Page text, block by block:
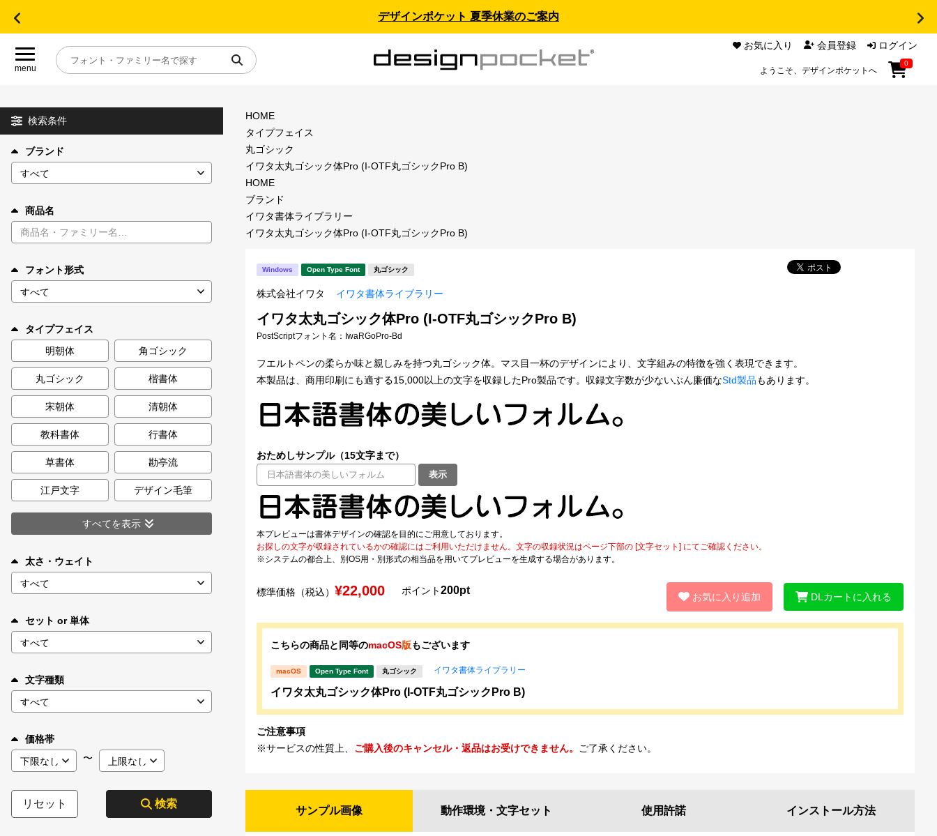
デザインポケット 夏季休業のご案内
menu
お気に入り 会員登録 ログイン
ようこそ、デザインポケットへ
0
目的別フォントガイド
特集
年間ライセンス商品
キャンペーン一覧
カート 0
マイページ
お気に入り
ご利用ガイド
お問い合わせ
検索条件
ブランド
商品名
フォント形式
タイプフェイス
明朝体
角ゴシック
丸ゴシック 楷書体
宋朝体 清朝体
教科書体 行書体
草書体 勘亭流
江戸文字 デザイン毛筆
すべてを表示
太さ・ウェイト
セット or 単体
文字種類
価格帯
〜
リセット 検索
HOME
タイプフェイス
丸ゴシック
イワタ太丸ゴシック体Pro (I-OTF丸ゴシックPro B)
HOME
ブランド
イワタ書体ライブラリー
イワタ太丸ゴシック体Pro (I-OTF丸ゴシックPro B)
Windows Open Type Font 丸ゴシック
株式会社イワタ イワタ書体ライブラリー
イワタ太丸ゴシック体Pro (I-OTF丸ゴシックPro B)
PostScriptフォント名： IwaRGoPro-Bd
フエルトペンの柔らか味と親しみを持つ丸ゴシック体。マス目一杯のデザインにより、文字組みの特徴を強く表現できます。
本製品は、商用印刷にも適する15,000以上の文字を収録したPro製品です。収録文字数が少ないぶん廉価なStd製品もあります。
おためしサンプル（15文字まで）
表示
本プレビューは書体デザインの確認を目的にご用意しております。
お探しの文字が収録されているかの確認にはご利用いただけません。文字の収録状況はページ下部の [文字セット] にてご確認ください。
※システムの都合上、別OS用・別形式の相当品を用いてプレビューを生成する場合があります。
標準価格（税込） ¥22,000 ポイント200pt
お気に入り追加 DLカートに入れる
こちらの商品と同等のmacOS版もございます
macOS Open Type Font 丸ゴシック イワタ書体ライブラリー
イワタ太丸ゴシック体Pro (I-OTF丸ゴシックPro B)
ご注意事項
※サービスの性質上、 ご購入後のキャンセル・返品はお受けできません。 ご了承ください。
サンプル画像 動作環境・ 文字セット 使用許諾 インストール方法